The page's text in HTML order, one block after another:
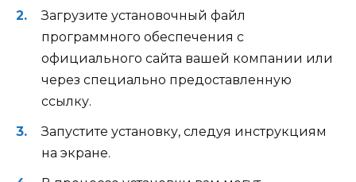
Загрузите установочный файл
программного обеспечения с
официального сайта вашей компании или
через специально предоставленную
ссылку.
Запустите установку, следуя инструкциям
на экране.